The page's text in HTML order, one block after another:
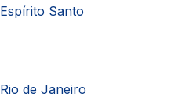
Espírito Santo
Rio de Janeiro